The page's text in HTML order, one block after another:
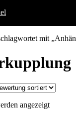
mit
angezeigtNach